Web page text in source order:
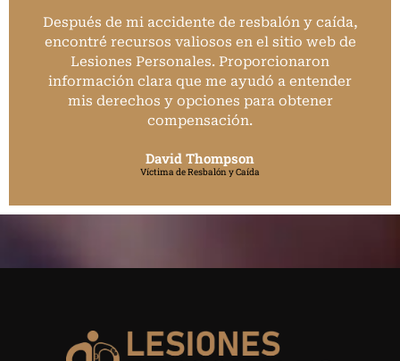
Después de mi accidente de resbalón y caída,
encontré recursos valiosos en el sitio web de
Lesiones Personales. Proporcionaron
información clara que me ayudó a entender
mis derechos y opciones para obtener
compensación.
David Thompson
Víctima de Resbalón y Caída